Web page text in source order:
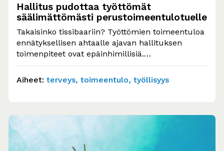
Hallitus pudottaa työttömät
säälimättömästi perustoimeentulotuelle
Takaisinko tissibaariin? Työttömien toimeentuloa
ennätyksellisen ahtaalle ajavan hallituksen
toimenpiteet ovat epäinhimillisiä.
Perustoimeentulotuelle putoamisella on hyvin
ikäviä seurauksia kaikkein haavoittuvimmassa
Aiheet: terveys toimeentulo työllisyys